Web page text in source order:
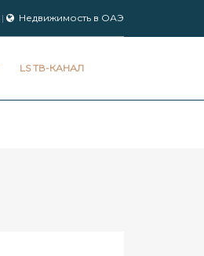
Недвижимость в ОАЭ
LS ТВ-КАНАЛ